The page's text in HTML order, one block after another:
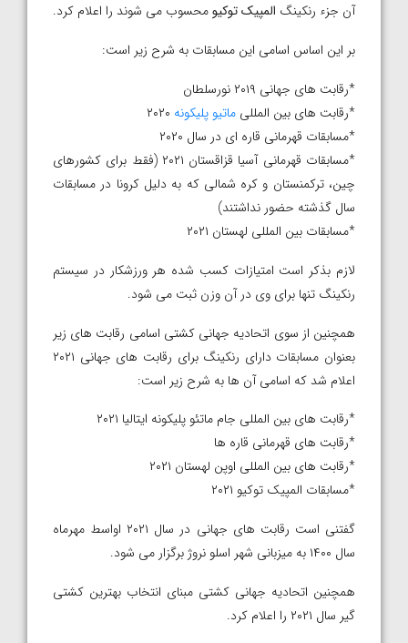
آن جزء رنکینگ المپیک توکیومحسوب می شوند را اعلام کرد.
بر این اساس اسامی این مسابقات به شرح زیر است:
*رقابت های جهانی ۲۰۱۹ نورسلطان
*رقابت های بین المللی ماتیو پلیکونه
*مسابقات قهرمانی قاره ای در سال ۲۰۲۰
*مسابقات قهرمانی آسیا قزاقستان ۲۰۲۱ (فقط برای کشورهای
چین، ترکمنستان و کره شمالی که به دلیل کرونا در مسابقات
سال گذشته حضور نداشتند)
*مسابقات بین المللی لهستان ۲۰۲۱
لازم بذکر است امتیازات کسب شده هر ورزشکار در سیستم
رنکینگ تنها برای وی در آن وزن ثبت می شود.
همچنین از سوی اتحادیه جهانی کشتی اسامی رقابت های زیر
بعنوان مسابقات دارای رنکینگ برای رقابت های جهانی ۲۰۲۱
اعلام شد که اسامی آن ها به شرح زیر است:
*رقابت های بین المللی جام ماتئو پلیکونه ایتالیا ۲۰۲۱
*رقابت های قهرمانی قاره ها
*رقابت های بین المللی اوپن لهستان ۲۰۲۱
*مسابقات المپیک توکیو ۲۰۲۱
گفتنی است رقابت های جهانی در سال ۲۰۲۱ اواسط مهرماه
سال ۱۴۰۰ به میزبانی شهر اسلو نروژ برگزار می شود.
همچنین اتحادیه جهانی کشتی مبنای انتخاب بهترین کشتی
گیر سال ۲۰۲۱ را اعلام کرد.